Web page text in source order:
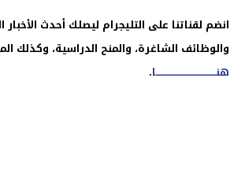
انضم لقناتنا على التليجرام ليصلك أحدث الأخبار
والوظائف الشاغرة، والمنح الدراسية، وكذلك
هنــــــــــــــــــــــــــــــــــــــا.